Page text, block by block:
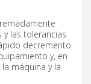
las tolerancias
decremento
y, en
máquina y la